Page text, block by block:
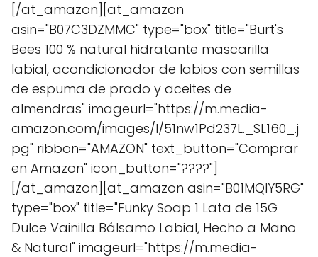
[/at_amazon][at_amazon
asin="B07C3DZMMC" type="box" title="Burt's
Bees 100 % natural hidratante mascarilla
labial, acondicionador de labios con semillas
de espuma de prado y aceites de
almendras" imageurl="https://m.media-
amazon.com/images/I/51nw1Pd237L._SL160_.j
pg" ribbon="AMAZON" text_button="Comprar
en Amazon" icon_button="????"]
[/at_amazon][at_amazon asin="B01MQIY5RG"
type="box" title="Funky Soap 1 Lata de 15G
Dulce Vainilla Bálsamo Labial, Hecho a Mano
& Natural" imageurl="https://m.media-